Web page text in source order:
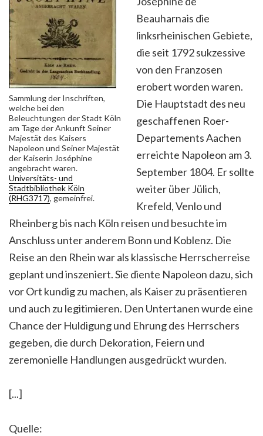
Sammlung der Inschriften,
welche bei den
Beleuchtungen der Stadt Köln
am Tage der Ankunft Seiner
Majestät des Kaisers
Napoleon und Seiner Majestät
der Kaiserin Joséphine
angebracht waren.
Universitäts- und
Stadtbibliothek Köln
(RHG3717), gemeinfrei.
Beauharnais die
linksrheinischen Gebiete,
die seit 1792 sukzessive
von den Franzosen
erobert worden waren.
Die Hauptstadt des neu
geschaffenen Roer-
Departements Aachen
erreichte Napoleon am 3.
September 1804. Er sollte
weiter über Jülich,
Krefeld, Venlo und
Rheinberg bis nach Köln reisen und besuchte im
Anschluss unter anderem Bonn und Koblenz. Die
Reise an den Rhein war als klassische Herrscherreise
geplant und inszeniert. Sie diente Napoleon dazu, sich
vor Ort kundig zu machen, als Kaiser zu präsentieren
und auch zu legitimieren. Den Untertanen wurde eine
Chance der Huldigung und Ehrung des Herrschers
gegeben, die durch Dekoration, Feiern und
zeremonielle Handlungen ausgedrückt wurden.
[...]
Quelle: